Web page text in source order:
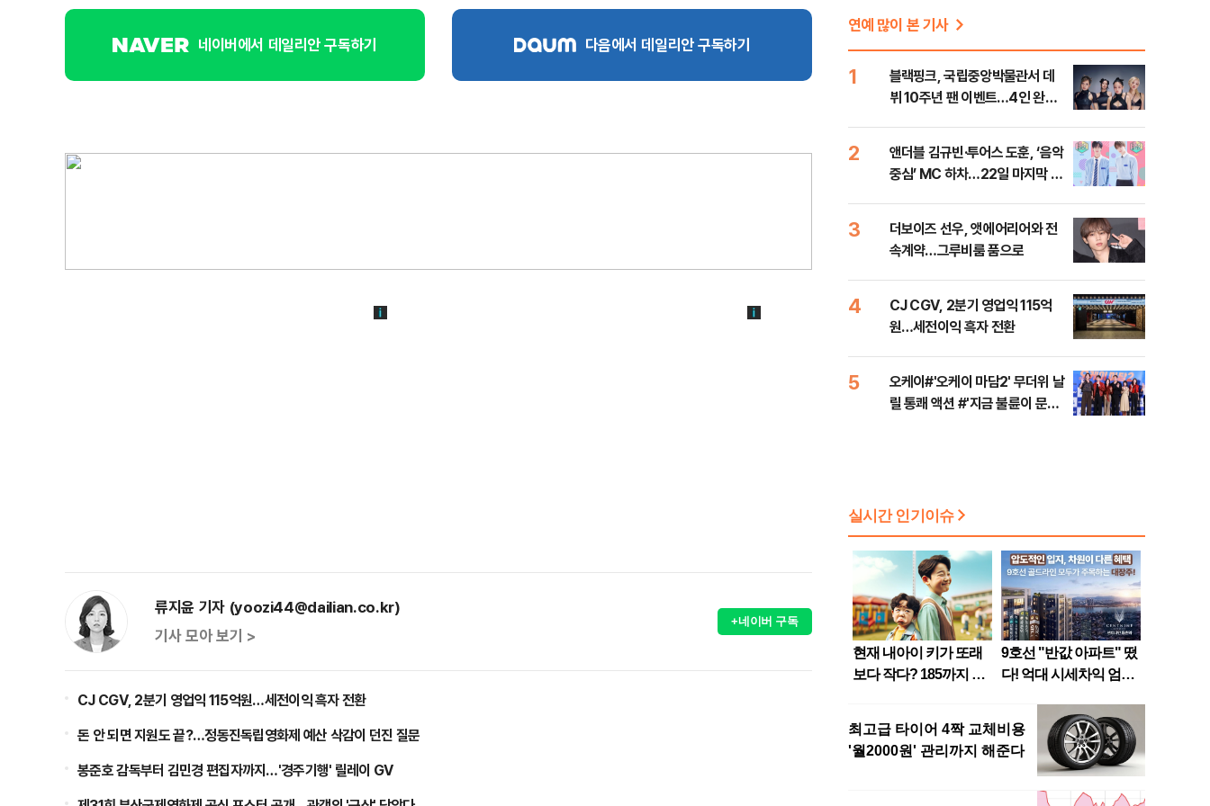
네이버에서 데일리안 구독하기 다음에서 데일리안 구독하기
류지윤 기자 (yoozi44@dailian.co.kr)
기사 모아 보기 >
+네이버 구독
CJ CGV, 2분기 영업익 115억원…세전이익 흑자 전환
돈 안 되면 지원도 끝?…정동진독립영화제 예산 삭감이 던진 질문
봉준호 감독부터 김민경 편집자까지…'경주기행' 릴레이 GV
연예 많이 본 기사
1
블랙핑크, 국립중앙박물관서 데
뷔 10주년 팬 이벤트…4인 완전
2
앤더블 김규빈·투어스 도훈, ‘음악
중심’ MC 하차…22일 마지막 방
3
더보이즈 선우, 앳에어리어와 전
속계약…그루비룸 품으로
4
CJ CGV, 2분기 영업익 115억
원…세전이익 흑자 전환
5
오케이#'오케이 마담2' 무더위 날
릴 통쾌 액션 #'지금 불륜이 문제